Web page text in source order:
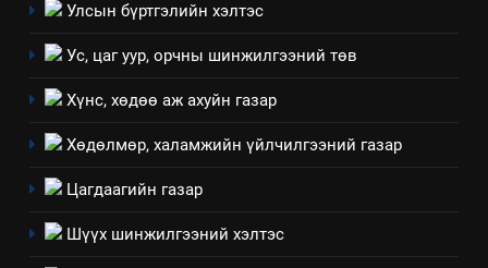
Улсын бүртгэлийн хэлтэс
Ус, цаг уур, орчны шинжилгээний төв
Хүнс, хөдөө аж ахуйн газар
Хөдөлмөр, халамжийн үйлчилгээний газар
Цагдаагийн газар
Шүүх шинжилгээний хэлтэс
3
Төрийн албаны зөвлөлийн
зөвлөлийн 2025 оны үйл
ТАЗ-ЫН САЛБАР ЗӨВЛӨЛ